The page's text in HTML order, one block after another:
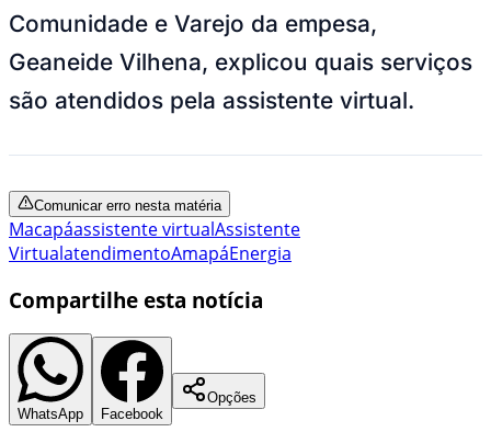
Comunidade e Varejo da empesa,
Geaneide Vilhena, explicou quais serviços
são atendidos pela assistente virtual.
Comunicar erro nesta matéria
Macapáassistente virtualAssistente
VirtualatendimentoAmapáEnergia
Compartilhe esta notícia
WhatsApp Facebook
Opções